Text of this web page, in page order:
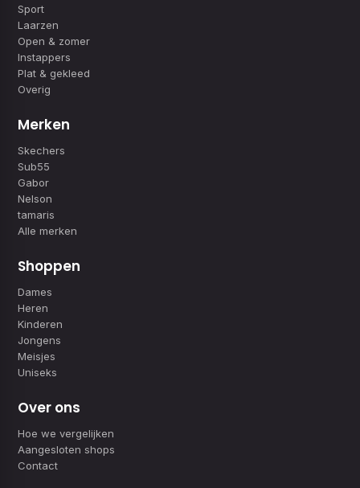
Sport
Laarzen
Open & zomer
Instappers
Plat & gekleed
Overig
Merken
Skechers
Sub55
Gabor
Nelson
tamaris
Alle merken
Shoppen
Dames
Heren
Kinderen
Jongens
Meisjes
Uniseks
Over ons
Hoe we vergelijken
Aangesloten shops
Contact